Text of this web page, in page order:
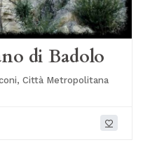
di Badolo
Città Metropolitana